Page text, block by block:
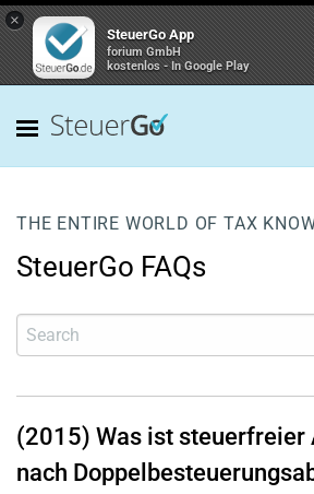
×
SteuerGo App
forium GmbH
kostenlos - In Google Play
THE ENTIRE WORLD OF TAX
SteuerGo FAQs
(2015) Was ist steuerfreier
nach